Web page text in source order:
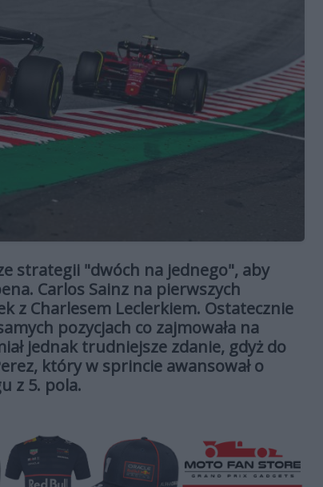
strategii "dwóch na jednego", aby
Carlos Sainz na pierwszych
z Charlesem Leclerkiem. Ostatecznie
pozycjach co zajmowała na
jednak trudniejsze zdanie, gdyż do
który w sprincie awansował o
z 5. pola.